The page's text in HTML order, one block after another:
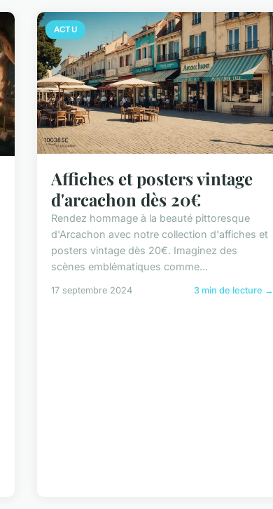
ACTU
Affiches et posters vintage
d'arcachon dès 20€
Rendez hommage à la beauté pittoresque
d'Arcachon avec notre collection d'affiches et
posters vintage dès 20€. Imaginez des
scènes emblématiques comme...
17 septembre 2024 3 min de lecture →